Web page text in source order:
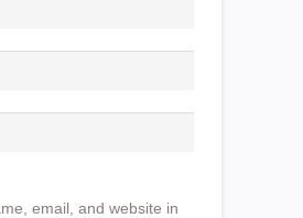
email, and website in